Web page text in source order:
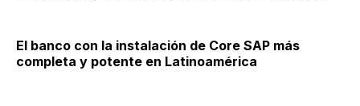
El banco con la instalación de Core SAP más
completa y potente en Latinoamérica